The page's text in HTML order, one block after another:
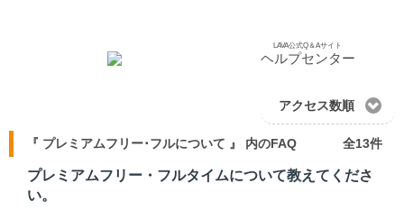
ヘルプセンター
LAVA公式Q＆Aサイト
アクセス数順
『 プレミアムフリー･フルについて 』 内のFAQ 全13件
プレミアムフリー・フルタイムについて教えてくださ
い。